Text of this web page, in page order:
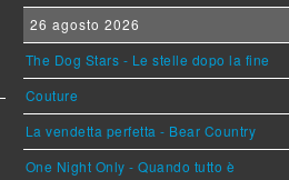
26 agosto 2026
The Dog Stars - Le stelle dopo la fine
Couture
La vendetta perfetta - Bear Country
One Night Only - Quando tutto è